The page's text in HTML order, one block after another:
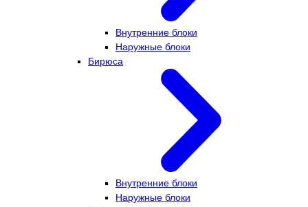
Внутренние блоки
Наружные блоки
Бирюса
Внутренние блоки
Наружные блоки